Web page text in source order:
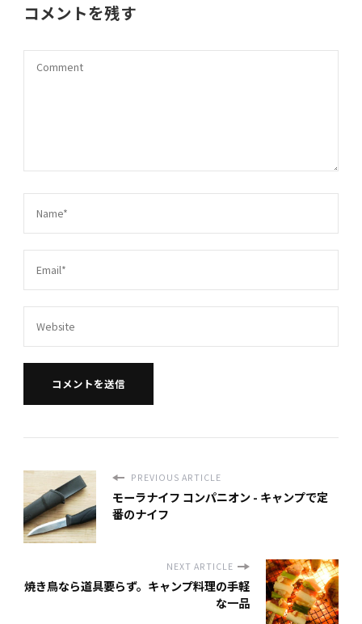
コメントを残す
PREVIOUS ARTICLE
モーラナイフ コンパニオン - キャンプで定
番のナイフ
NEXT ARTICLE
焼き鳥なら道具要らず。キャンプ料理の手軽
な一品